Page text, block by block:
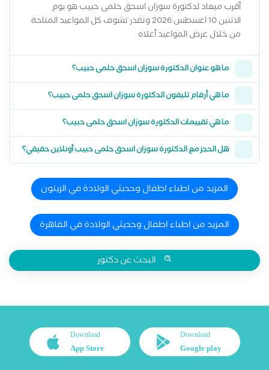
أقرب ميعاد لدكتورة سوزان اسحق حلمى حبيب هو يوم
الاثنين 10 اغسطس 2026 وتقدر تشوف كل المواعيد المتاحة
من خلال عرض المواعيد أعلاه
ما هو عنوان الدكتورة سوزان اسحق حلمى حبيب؟
ما هي أرقام تليفون الدكتورة سوزان اسحق حلمى حبيب؟
ما هي تقييمات الدكتورة سوزان اسحق حلمى حبيب؟
هل الحجز مع الدكتورة سوزان اسحق حلمى حبيب أونلاين حقيقي؟
المزيد من اطباء اطفال وحديثي الولادة في الزيتون
المزيد من اطباء اطفال وحديثي الولادة في القاهرة
البحث عن دكتور
Download
Google play
Download
App Store